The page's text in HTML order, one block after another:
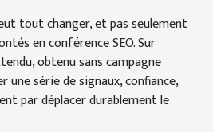
tout changer, et pas seulement
en conférence SEO. Sur
obtenu sans campagne
une série de signaux, confiance,
par déplacer durablement le